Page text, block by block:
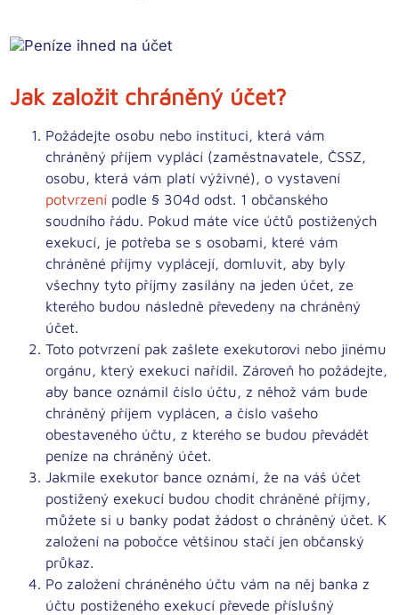
Jak založit chráněný účet?
Požádejte osobu nebo instituci, která vám
chráněný příjem vyplácí (zaměstnavatele, ČSSZ,
osobu, která vám platí výživné), o vystavení
potvrzení podle § 304d odst. 1 občanského
soudního řádu. Pokud máte více účtů postižených
exekucí, je potřeba se s osobami, které vám
chráněné příjmy vyplácejí, domluvit, aby byly
všechny tyto příjmy zasílány na jeden účet, ze
kterého budou následně převedeny na chráněný
účet.
Toto potvrzení pakzašlete exekutorovi nebo jinému
orgánu, který exekuci nařídil. Zároveň ho požádejte,
aby bance oznámil číslo účtu, z něhož vám bude
chráněný příjem vyplácen, a číslo vašeho
obestaveného účtu, z kterého se budou převádět
peníze na chráněný účet.
Jakmile exekutor bance oznámí, že na váš účet
postižený exekucí budou chodit chráněné příjmy,
můžete si u banky podat žádost o chráněný účet. K
založení na pobočce většinou stačí jen občanský
průkaz.
Po založení chráněného účtu vám na něj banka z
účtu postiženého exekucí převede příslušný